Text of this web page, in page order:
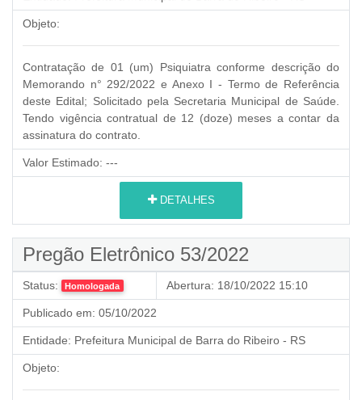
Objeto:
Contratação de 01 (um) Psiquiatra conforme descrição do
Memorando n° 292/2022 e Anexo I - Termo de Referência
deste Edital; Solicitado pela Secretaria Municipal de Saúde.
Tendo vigência contratual de 12 (doze) meses a contar da
assinatura do contrato.
Valor Estimado: ---
DETALHES
Pregão Eletrônico 53/2022
Status: Homologada Abertura: 18/10/2022 15:10
Publicado em: 05/10/2022
Entidade: Prefeitura Municipal de Barra do Ribeiro - RS
Objeto: